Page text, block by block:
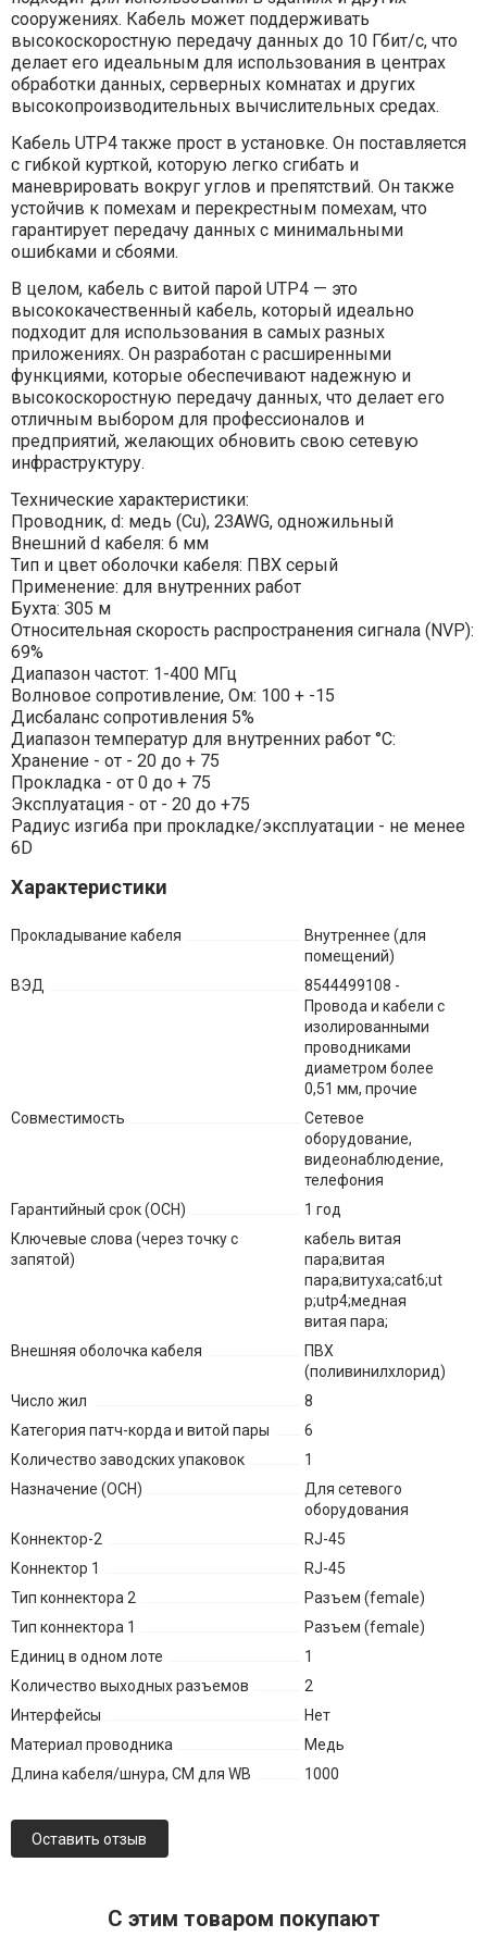
сооружениях. Кабель может поддерживать
высокоскоростную передачу данных до 10 Гбит/с, что
делает его идеальным для использования в центрах
обработки данных, серверных комнатах и других
высокопроизводительных вычислительных средах.
Кабель UTP4 также прост в установке. Он поставляется
с гибкой курткой, которую легко сгибать и
маневрировать вокруг углов и препятствий. Он также
устойчив к помехам и перекрестным помехам, что
гарантирует передачу данных с минимальными
ошибками и сбоями.
В целом, кабель с витой парой UTP4 — это
высококачественный кабель, который идеально
подходит для использования в самых разных
приложениях. Он разработан с расширенными
функциями, которые обеспечивают надежную и
высокоскоростную передачу данных, что делает его
отличным выбором для профессионалов и
предприятий, желающих обновить свою сетевую
инфраструктуру.
Технические характеристики:
Проводник, d: медь (Cu), 23AWG, одножильный
Внешний d кабеля: 6 мм
Тип и цвет оболочки кабеля: ПВХ серый
Применение: для внутренних работ
Бухта: 305 м
Относительная скорость распространения сигнала (NVP):
69%
Диапазон частот: 1-400 МГц
Волновое сопротивление, Ом: 100 + -15
Дисбаланс сопротивления 5%
Диапазон температур для внутренних работ °С:
Хранение - от - 20 до + 75
Прокладка - от 0 до + 75
Эксплуатация - от - 20 до +75
Радиус изгиба при прокладке/эксплуатации - не менее
6D
Характеристики
Прокладывание кабеля
Внутреннее (для
помещений)
ВЭД
8544499108 -
Провода и кабели с
изолированными
проводниками
диаметром более
0,51 мм, прочие
Совместимость
Сетевое
оборудование,
видеонаблюдение,
телефония
Гарантийный срок (ОСН)
1 год
Ключевые слова (через точку с
запятой)
кабель витая
пара;витая
пара;витуха;cat6;ut
p;utp4;медная
витая пара;
Внешняя оболочка кабеля
ПВХ
(поливинилхлорид)
Число жил
8
Категория патч-корда и витой пары
6
Количество заводских упаковок
1
Назначение (ОСН)
Для сетевого
оборудования
Коннектор-2
RJ-45
Коннектор 1
RJ-45
Тип коннектора 2
Разъем (female)
Тип коннектора 1
Разъем (female)
Единиц в одном лоте
1
Количество выходных разъемов
2
Интерфейсы
Нет
Материал проводника
Медь
Длина кабеля/шнура, СМ для WB
1000
Оставить отзыв
C этим товаром покупают